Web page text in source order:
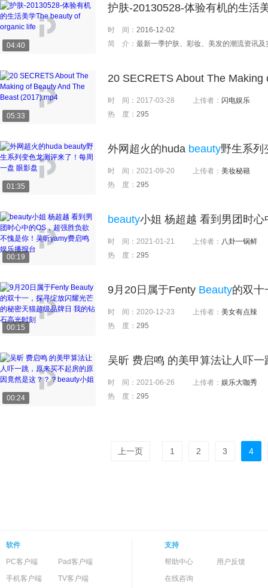
04:40
护肤-20130528-体验有机的生活
时 间： 2016-12-02
简 介： 最新一季护肤、彩妆、美发的潮流资讯及
05:33
20 SECRETS About The
时 间： 2017-03-28 上传者： 闪电娱乐
热 度： 295
01:35
外网超火的huda beauty野生系列
时 间： 2021-09-20 上传者： 美妆秘籍
热 度： 295
00:19
beauty小姐 杨超越 看到男团时心中的
时 间： 2021-01-21 上传者： 八卦一锅鲜
热 度： 295
00:15
9月20日属于Fenty Beauty的双十一
时 间： 2020-12-23 上传者： 美女有点辣
热 度： 295
00:24
吴昕 费启鸣 的美甲算法让人吓
时 间： 2021-06-26 上传者： 娱乐大咖秀
热 度： 295
上一页 1 2 3 4
软件
PC客户端
Pad客户端
手机客户端
TV客户端
支持
帮助中心
用户反馈
在线咨询